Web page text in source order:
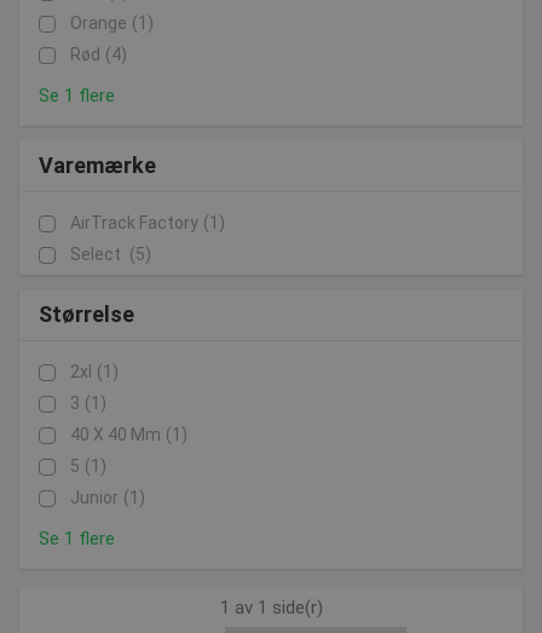
Orange (1)
Rød (4)
Se 1 flere
Varemærke
AirTrack Factory (1)
Select (5)
Størrelse
2xl (1)
3 (1)
40 X 40 Mm (1)
5 (1)
Junior (1)
Se 1 flere
1 av 1 side(r)